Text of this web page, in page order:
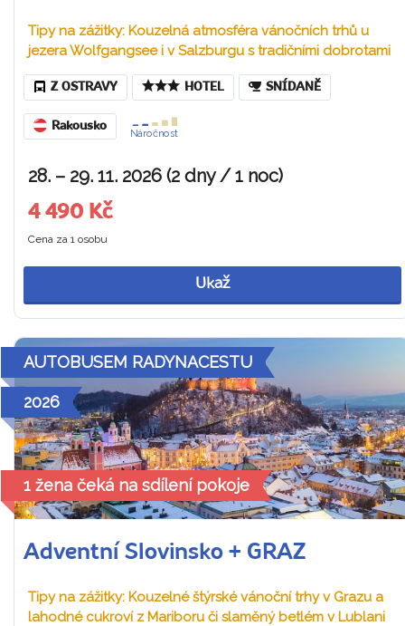
Tipy na zážitky: Kouzelná atmosféra vánočních trhů u
jezera Wolfgangsee i v Salzburgu s tradičními dobrotami
Z OSTRAVY HOTEL SNÍDANĚ
Rakousko
Náročnost
28. – 29. 11. 2026 (2 dny / 1 noc)
4 490 Kč
Cena za 1 osobu
Ukaž
AUTOBUSEM RADYNACESTU
2026
1 žena čeká na sdílení pokoje
Adventní Slovinsko + GRAZ
Tipy na zážitky: Kouzelné štýrské vánoční trhy v Grazu a
lahodné cukroví z Mariboru či slaměný betlém v Lublani